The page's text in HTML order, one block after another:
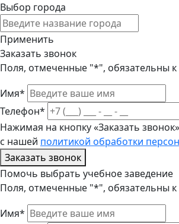
Выбор города
Применить
Заказать звонок
Поля, отмеченные "*", обязательны
Имя*
Телефон*
Нажимая на кнопку «Заказать
с нашей политикой обработки
Заказать звонок
Помочь выбрать учебное заведение
Поля, отмеченные "*", обязательны
Имя*